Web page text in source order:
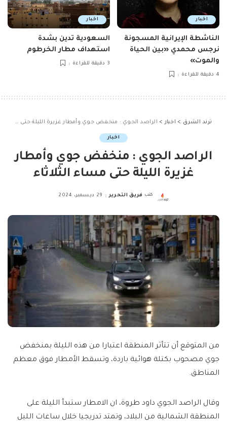
اخبار
الناشطة الإيرانية المسجونة
نرجس محمدي «بين الحياة
والموت»
4 دقيقة للقراءة
اخبار
السعودية تدين بشدة
استهداف مطار الخرطوم
3 دقيقة للقراءة
ترند الشرق > اخبار > الراصد الجوي : منخفض جوي وأمطار غزيرة الليلة حتى مساء الثلاثاء
اخبار
الراصد الجوي : منخفض جوي وأمطار
غزيرة الليلة حتى مساء الثلاثاء
Posted
كتب فريق التحرير 29 ديسمبر، 2024
من المتوقع أن تتأثر المنطقة اعتبارا من هذه الليلة بمنخفض
جوي مصحوب بكتلة هوائية باردة، وتسقط الأمطار فوق معظم
المناطق.
وقال الراصد الجوي داود طروة، ان الامطار ستبدأ الليلة على
المنطقة الشمالية من البلاد، وتمتد تدريجيا خلال ساعات الليل